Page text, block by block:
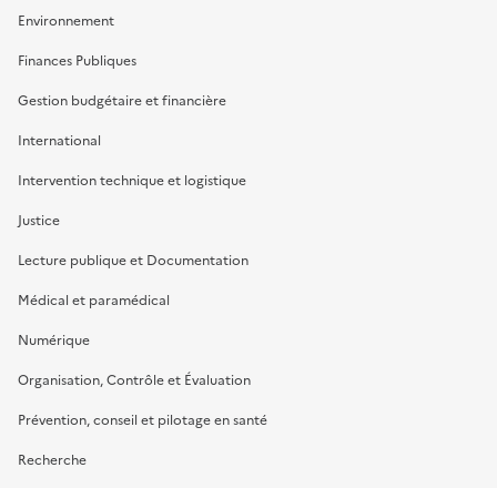
Environnement
Finances Publiques
Gestion budgétaire et financière
International
Intervention technique et logistique
Justice
Lecture publique et Documentation
Médical et paramédical
Numérique
Organisation, Contrôle et Évaluation
Prévention, conseil et pilotage en santé
Recherche